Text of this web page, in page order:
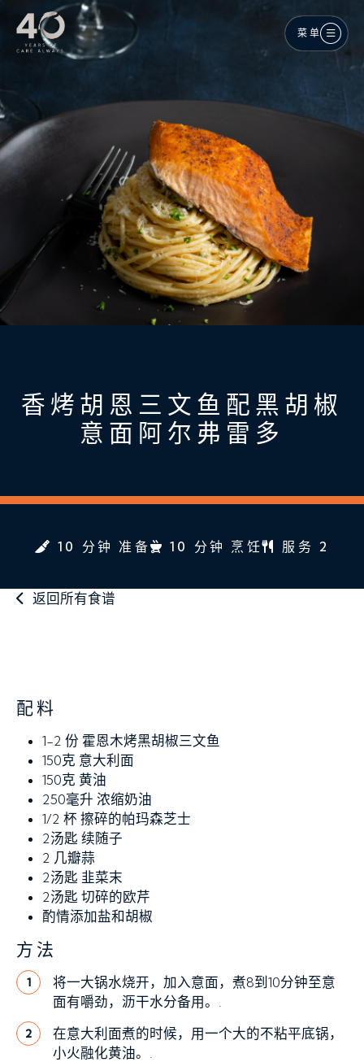
跳至主内容
菜单
香烤胡恩三文鱼配黑胡椒
意面阿尔弗雷多
10 分钟 准备 10 分钟 烹饪 服务 2
返回所有食谱
配料
1-2 份 霍恩木烤黑胡椒三文鱼
150克 意大利面
150克 黄油
250毫升 浓缩奶油
1/2 杯 擦碎的帕玛森芝士
2汤匙 续随子
2 几瓣蒜
2汤匙 韭菜末
2汤匙 切碎的欧芹
酌情添加盐和胡椒
方法
1
将一大锅水烧开，加入意面，煮8到10分钟至意
面有嚼劲，沥干水分备用。.
2
在意大利面煮的时候，用一个大的不粘平底锅，
小火融化黄油。.